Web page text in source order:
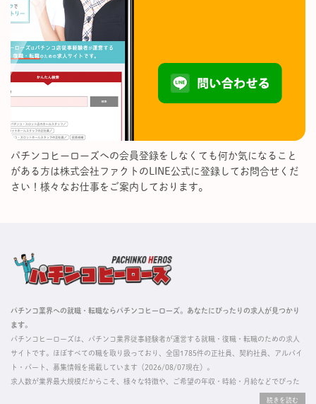
パチンコヒーローズへの会員登録をしなくても何か気になること
がある方は株式会社ファクトのLINE公式に登録してお問合せくだ
さい！様々なお仕事をご案内しております。
パチンコ業界への就職・転職ならパチンコヒーローズ。あなたにぴったりの求人が見つかり
ます。
パチンコヒーローズは、パチンコ業界従事経験者が運営する就職・復職・転職のための求人
サイトです。ほぼすべての職を取り扱っており、全国1785件の正社員、契約社員、アルバイ
ト・パート、募集情報を掲載しています（2026/08/07現在）。
求人数が業界最大規模だからこそ、様々な特徴や、ご希望の年収・時給・月給などでぴった